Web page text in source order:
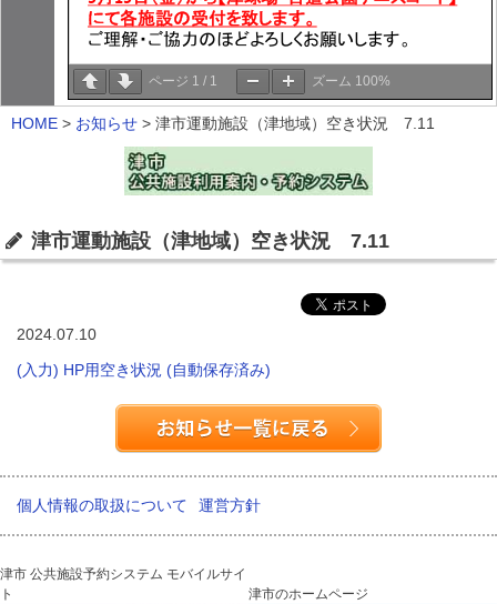
ページ 1 / 1 ズーム 100%
HOME > お知らせ > 津市運動施設（津地域）空き状況 7.11
津市運動施設（津地域）空き状況 7.11
2024.07.10
(入力) HP用空き状況 (自動保存済み)
個人情報の取扱について 運営方針
津市 公共施設予約システム モバイルサイ
ト
津市のホームページ